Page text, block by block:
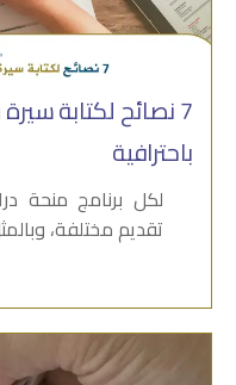
7 نصائح لكتابة
باحترافية
لكل برنامج منحة
تقديم مختلفة،